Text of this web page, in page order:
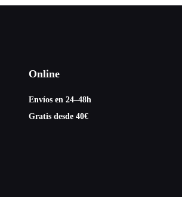
Online
Envíos en 24–48h
Gratis desde 40€